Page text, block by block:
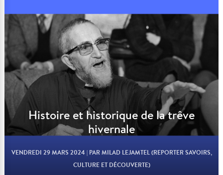
Lire l'article
Histoire et historique de la trêve
hivernale
VENDREDI 29 MARS 2024 | PAR MILAD LEJAMTEL (REPORTER SAVOIRS,
CULTURE ET DÉCOUVERTE)